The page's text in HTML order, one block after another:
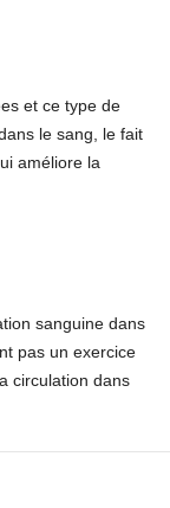
et ce type de
le sang, le fait
améliore la
sanguine dans
pas un exercice
circulation dans